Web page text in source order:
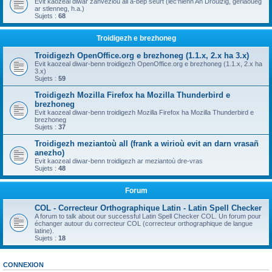
ar stlenneg, h.a.)
Sujets : 68
Troidigezh e brezhoneg
Troidigezh OpenOffice.org e brezhoneg (1.1.x, 2.x ha 3.x)
Evit kaozeal diwar-benn troidigezh OpenOffice.org e brezhoneg (1.1.x, 2.x ha
3.x)
Sujets : 59
Troidigezh Mozilla Firefox ha Mozilla Thunderbird e
brezhoneg
Evit kaozeal diwar-benn troidigezh Mozilla Firefox ha Mozilla Thunderbird e
brezhoneg
Sujets : 37
Troidigezh meziantoù all (frank a wirioù evit an darn vrasañ
anezho)
Evit kaozeal diwar-benn troidigezh ar meziantoù dre-vras
Sujets : 48
Forum
COL - Correcteur Orthographique Latin - Latin Spell Checker
A forum to talk about our successful Latin Spell Checker COL. Un forum pour
échanger autour du correcteur COL (correcteur orthographique de langue
latine).
Sujets : 18
CONNEXION